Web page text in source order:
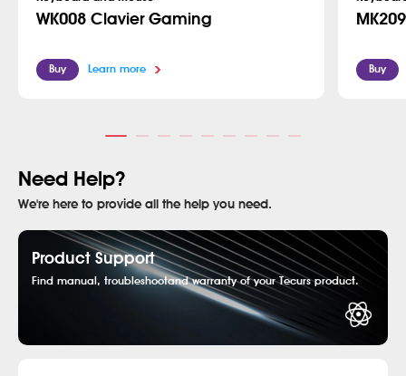
WK008 Clavier Gaming
Buy Learn more Buy
Need Help?
We're here to provide all the help you need.
Product Support
Find manual, troubleshootand warranty of your Tecurs product.